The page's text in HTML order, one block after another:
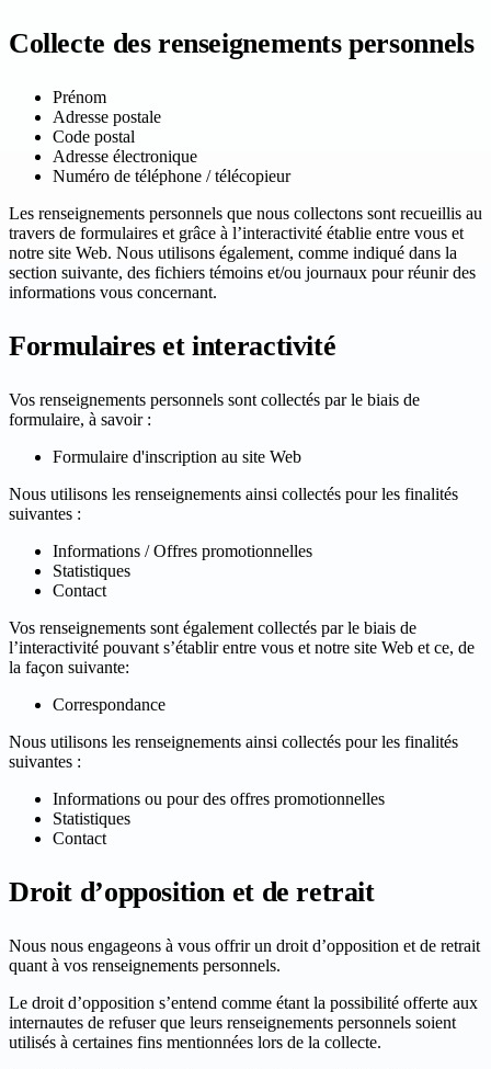
Collecte des renseignements personnels
Prénom
Adresse postale
Code postal
Adresse électronique
Numéro de téléphone / télécopieur
Les renseignements personnels que nous collectons sont recueillis au
travers de formulaires et grâce à l’interactivité établie entre vous et
notre site Web. Nous utilisons également, comme indiqué dans la
section suivante, des fichiers témoins et/ou journaux pour réunir des
informations vous concernant.
Formulaires et interactivité
Vos renseignements personnels sont collectés par le biais de
formulaire, à savoir :
Formulaire d'inscription au site Web
Nous utilisons les renseignements ainsi collectés pour les finalités
suivantes :
Informations / Offres promotionnelles
Statistiques
Contact
Vos renseignements sont également collectés par le biais de
l’interactivité pouvant s’établir entre vous et notre site Web et ce, de
la façon suivante:
Correspondance
Nous utilisons les renseignements ainsi collectés pour les finalités
suivantes :
Informations ou pour des offres promotionnelles
Statistiques
Contact
Droit d’opposition et de retrait
Nous nous engageons à vous offrir un droit d’opposition et de retrait
quant à vos renseignements personnels.
Le droit d’opposition s’entend comme étant la possibilité offerte aux
internautes de refuser que leurs renseignements personnels soient
utilisés à certaines fins mentionnées lors de la collecte.